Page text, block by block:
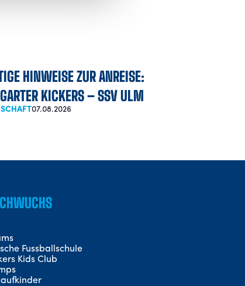
HINWEISE ZUR ANREISE:
KICKERS – SSV ULM
07.08.2026
Fussballschule
Kids Club